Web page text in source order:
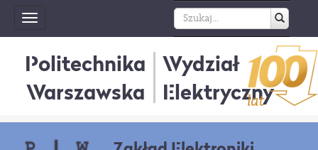
Toggle
navigation
Politechnika
Warszawska
Wydział
Elektryczny